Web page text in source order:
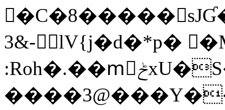
�C�8�����
3&- lV{j�d�*p�
:Roh�.��mْݲxU�S��:u8i:�s���w�&���<|f��Fb���ČY�ͦd"tL��AC��{�+��m�J#ٛ�G�Moy�c���ӃF�.�T���Vj�ɦR���K